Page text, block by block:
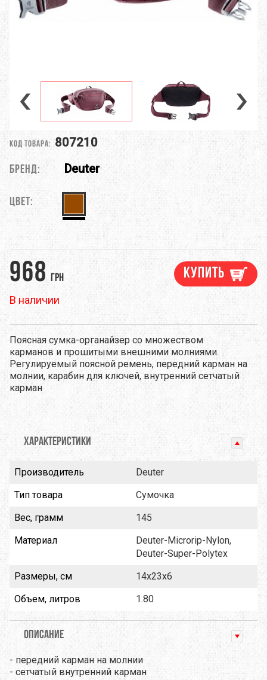
Код товара: 807210
Бренд: Deuter
Цвет:
968 грн
В наличии
Купить
Поясная сумка-органайзер со множеством
карманов и прошитыми внешними молниями.
Регулируемый поясной ремень, передний карман на
молнии, карабин для ключей, внутренний сетчатый
карман
ХАРАКТЕРИСТИКИ
Производитель
Deuter
Тип товара
Сумочка
Вес, грамм
145
Материал
Deuter-Microrip-Nylon,
Deuter-Super-Polytex
Размеры, см
14x23x6
Объем, литров
1.80
ОПИСАНИЕ
- передний карман на молнии
- сетчатый внутренний карман